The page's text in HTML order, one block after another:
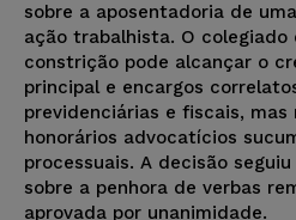
sobre a aposentadoria de
ação trabalhista. O colegiado
constrição pode alcançar o
principal e encargos
previdenciárias e fiscais, mas
honorários advocatícios
processuais. A decisão
sobre a penhora de verbas
aprovada por unanimidade.